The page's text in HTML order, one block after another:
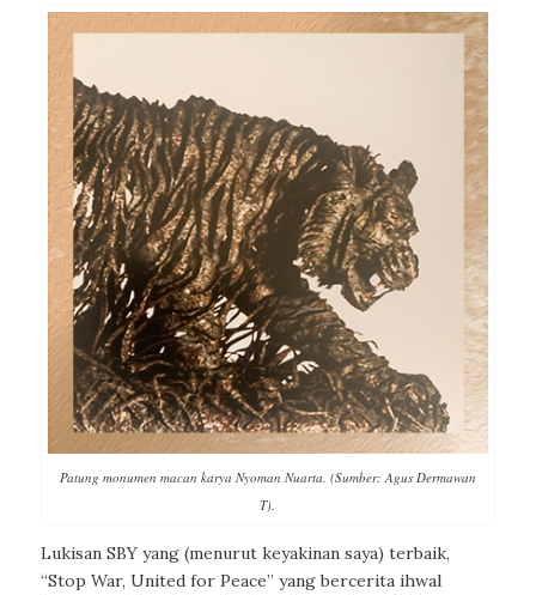
Patung monumen macan karya Nyoman Nuarta. (Sumber: Agus Dermawan
T).
Lukisan SBY yang (menurut keyakinan saya) terbaik,
“Stop War, United for Peace” yang bercerita ihwal